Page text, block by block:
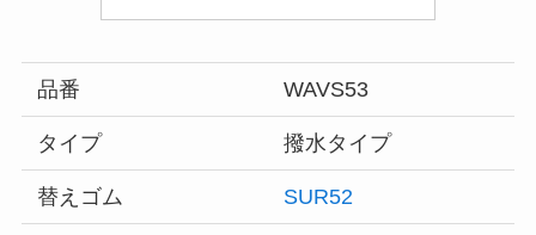
品番 WAVS53
タイプ 撥水タイプ
替えゴム SUR52